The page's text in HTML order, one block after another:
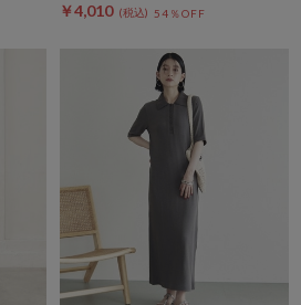
￥4,010 54％OFF